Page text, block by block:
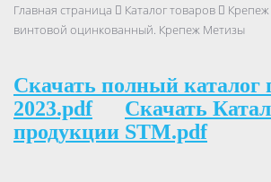
Главная страница Каталог товаров
винтовой оцинковaнный. Крепеж Метизы
Скачать полный каталог
2023.pdf
Скачать
продукции STM.pdf